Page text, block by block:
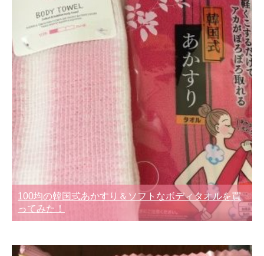
100均の韓国式あかすり＆ソフトなボディタオルを買
ってみた！